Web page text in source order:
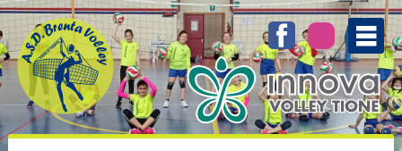
degli
argomenti
delle
notizie:
1ª Divisione
femminile